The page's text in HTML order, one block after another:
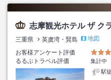
志摩観光ホテル ザ ク
三重県 英虞湾・賢島
地図
お客様アンケート評価
るるぶトラベル評価
集計中
駅